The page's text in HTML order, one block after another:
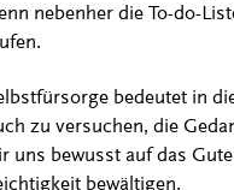
nebenher die To-do-
bedeutet in
zu versuchen, die
uns bewusst auf das
bewältigen.